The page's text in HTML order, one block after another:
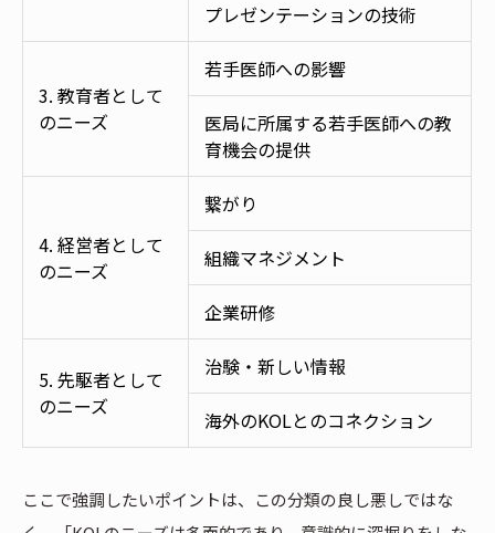
プレゼンテーションの技術
3. 教育者として
のニーズ
若手医師への影響
医局に所属する若手医師への教
育機会の提供
4. 経営者として
のニーズ
繋がり
組織マネジメント
企業研修
5. 先駆者として
のニーズ
治験・新しい情報
海外のKOLとのコネクション
ここで強調したいポイントは、この分類の良し悪しではな